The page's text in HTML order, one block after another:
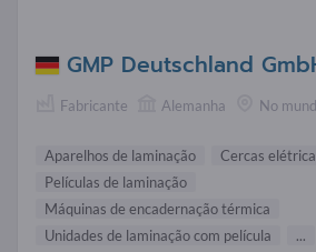
GMP Deutschland
Fabricante Alemanha No
Aparelhos de laminação
Cercas
Películas de laminação
Máquinas de encadernação térmica
Unidades de laminação com película
...